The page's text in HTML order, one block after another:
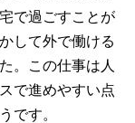
で過ごすことが
して外で働ける
。この仕事は人
で進めやすい点
です。